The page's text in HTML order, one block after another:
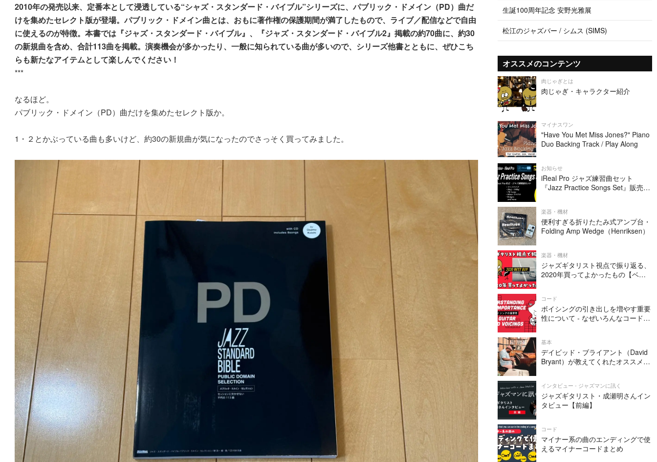
2010年の発売以来、定番本として浸透している“シャズ・スタンダード・バイブル”シリーズに、パブリック・ドメイン（PD）曲だ
けを集めたセレクト版が登場。パブリック・ドメイン曲とは、おもに著作権の保護期間が満了したもので、ライブ／配信などで自由
に使えるのが特徴。本書では『ジャズ・スタンダード・バイブル』、『ジャズ・スタンダード・バイブル2』掲載の約70曲に、約30
の新規曲を含め、合計113曲を掲載。演奏機会が多かったり、一般に知られている曲が多いので、シリーズ他書とともに、ぜひこち
らも新たなアイテムとして楽しんでください！
***
なるほど。
パブリック・ドメイン（PD）曲だけを集めたセレクト版か。
1・２とかぶっている曲も多いけど、約30の新規曲が気になったのでさっそく買ってみました。
生誕100周年記念 安野光雅展
松江のジャズバー / シムス (SIMS)
オススメのコンテンツ
肉じゃぎとは
肉じゃぎ・キャラクター紹介
マイナスワン
"Have You Met Miss Jones?" Piano
Duo Backing Track / Play Along
お知らせ
iReal Pro ジャズ練習曲セット
『Jazz Practice Songs Set』販売中
楽器・機材
便利すぎる折りたたみ式アンプ台・
Folding Amp Wedge（Henriksen）
楽器・機材
ジャズギタリスト視点で振り返る、
2020年買ってよかったもの【ベス
コード
ボイシングの引き出しを増やす重要
性について - なぜいろんなコードフ
基本
デイビッド・ブライアント（David
Bryant）が教えてくれたオススメの
インタビュー - ジャズマンに訊く
ジャズギタリスト・成瀬明さんイン
タビュー【前編】
コード
マイナー系の曲のエンディングで使
えるマイナーコードまとめ